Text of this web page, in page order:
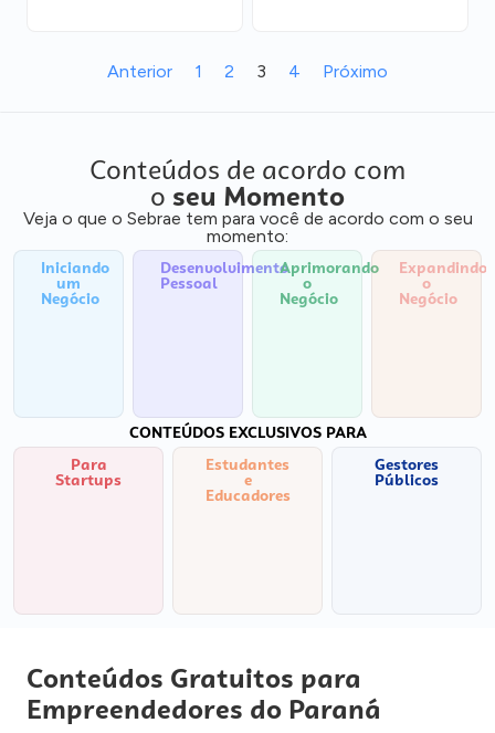
Anterior 1 2 3 4 Próximo
Conteúdos de acordo com
o seu Momento
Veja o que o Sebrae tem para você de acordo com o seu
momento:
Iniciando
um
Negócio
Desenvolvimento
Pessoal
Aprimorando
o
Negócio
Expandindo
o
Negócio
CONTEÚDOS EXCLUSIVOS PARA
Para
Startups
Estudantes
e
Educadores
Gestores
Públicos
Conteúdos Gratuitos para
Empreendedores do Paraná